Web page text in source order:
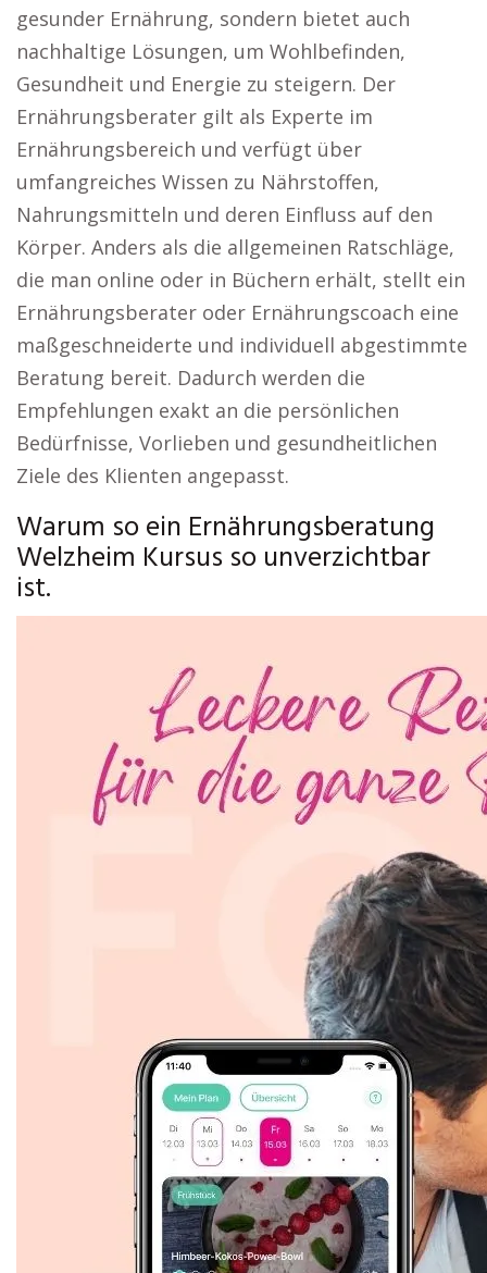
gesunder Ernährung, sondern bietet auch
nachhaltige Lösungen, um Wohlbefinden,
Gesundheit und Energie zu steigern. Der
Ernährungsberater gilt als Experte im
Ernährungsbereich und verfügt über
umfangreiches Wissen zu Nährstoffen,
Nahrungsmitteln und deren Einfluss auf den
Körper. Anders als die allgemeinen Ratschläge,
die man online oder in Büchern erhält, stellt ein
Ernährungsberater oder Ernährungscoach eine
maßgeschneiderte und individuell abgestimmte
Beratung bereit. Dadurch werden die
Empfehlungen exakt an die persönlichen
Bedürfnisse, Vorlieben und gesundheitlichen
Ziele des Klienten angepasst.
Warum so ein Ernährungsberatung
Welzheim Kursus so unverzichtbar
ist.